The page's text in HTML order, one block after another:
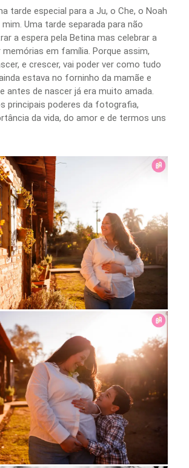
tarde especial para a Ju, o Che, o Noah
Uma tarde separada para não
a espera pela Betina mas celebrar a
em família. Porque assim,
e crescer, vai poder ver como tudo
estava no forninho da mamãe e
antes de nascer já era muito amada.
principais poderes da fotografia,
da vida, do amor e de termos uns